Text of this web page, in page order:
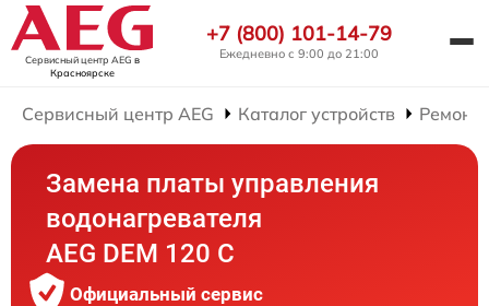
Сервисный центр AEG в
Красноярске
+7 (800) 101-14-79
Ежедневно с 9:00 до 21:00
Сервисный центр AEG Каталог устройств Ремонт
Замена платы управления
водонагревателя
AEG DEM 120 C
Официальный сервис